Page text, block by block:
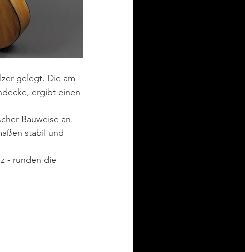
gelegt. Die am
ergibt einen
Bauweise an.
stabil und
- runden die